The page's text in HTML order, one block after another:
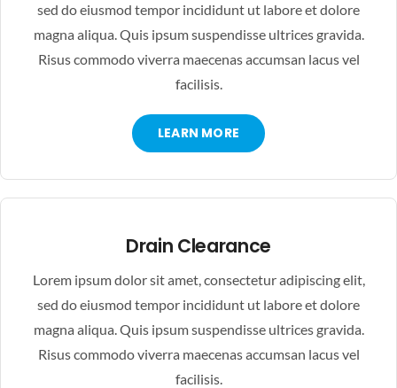
sed do eiusmod tempor incididunt ut labore et dolore
magna aliqua. Quis ipsum suspendisse ultrices gravida.
Risus commodo viverra maecenas accumsan lacus vel
facilisis.
LEARN MORE
Drain Clearance
Lorem ipsum dolor sit amet, consectetur adipiscing elit,
sed do eiusmod tempor incididunt ut labore et dolore
magna aliqua. Quis ipsum suspendisse ultrices gravida.
Risus commodo viverra maecenas accumsan lacus vel
facilisis.